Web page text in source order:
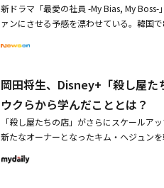
新ドラマ「最愛の社員 -My Bias, My
ァンにさせる予感を漂わせている。韓国
しまった新入社員ナム・ダルムのオフィ
応援し続けてきたファンだ。成功したオ
ン）が共同で立ち上げたAPPELLOに入社
で、ときめきに満ちた職場生活を始める
N.Xは、「Destiny Never X」を意味する
心に、最年少のロイ（チョン・ウジン）
クスン）、ジヌ（チョン・ヒョンミン）
岡田将生、Disney+「殺し屋た
ウクらから学んだこととは？
「殺し屋たちの店」がさらにスケールア
新たなオーナーとなったキム・ヘジュン
（ヨンドゥンポ）区のコンラッド・ソウ